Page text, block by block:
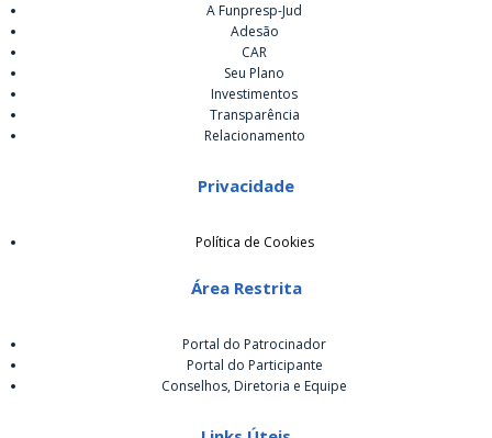
A Funpresp-Jud
Adesão
CAR
Seu Plano
Investimentos
Transparência
Relacionamento
Privacidade
Política de Cookies
Área Restrita
Portal do Patrocinador
Portal do Participante
Conselhos, Diretoria e Equipe